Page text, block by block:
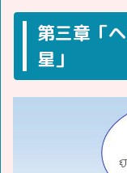
第三章「
星」